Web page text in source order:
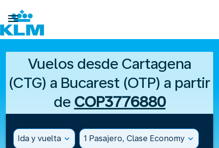

Vuelos desde Cartagena
(CTG) a Bucarest (OTP) a partir
de COP3776880
Ida y vuelta expand_more 1 Pasajero, Clase Economy expand_more